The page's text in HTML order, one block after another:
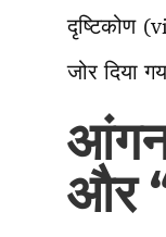
दृष्टिकोण
जोर दिया
और